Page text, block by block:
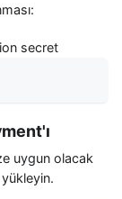
secret
uygun olacak